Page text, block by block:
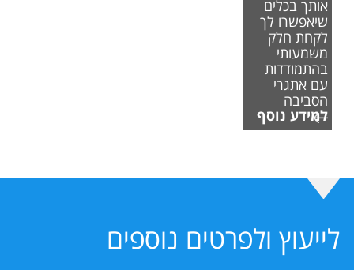
אותך בכלים
שיאפשרו לך
לקחת חלק
משמעותי
בהתמודדות
עם אתגרי
הסביבה
למידע נוסף
לייעוץ ולפרטים נוספים